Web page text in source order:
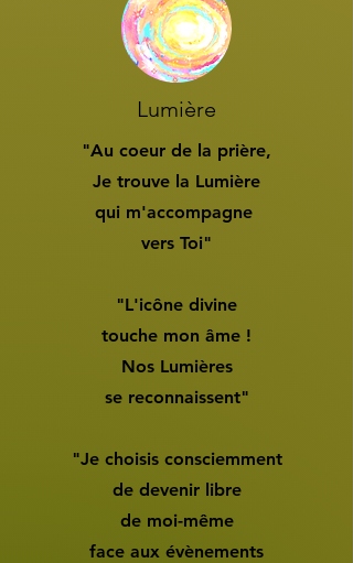
Lumière
"Au coeur de la prière,
Je trouve la Lumière
qui m'accompagne
vers Toi"
"L'icône divine
touche mon âme !
Nos Lumières
se reconnaissent"
"Je choisis consciemment
de devenir libre
de moi-même
face aux évènements